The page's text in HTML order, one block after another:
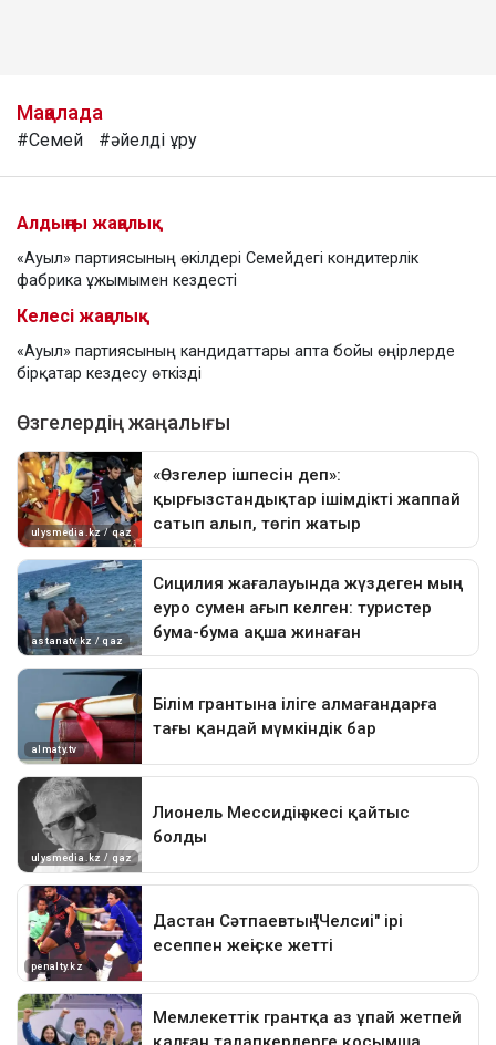
Мақалада
#Семей #әйелді ұру
Алдыңғы жаңалық
«Ауыл» партиясының өкілдері Семейдегі кондитерлік
фабрика ұжымымен кездесті
Келесі жаңалық
«Ауыл» партиясының кандидаттары апта бойы өңірлерде
бірқатар кездесу өткізді